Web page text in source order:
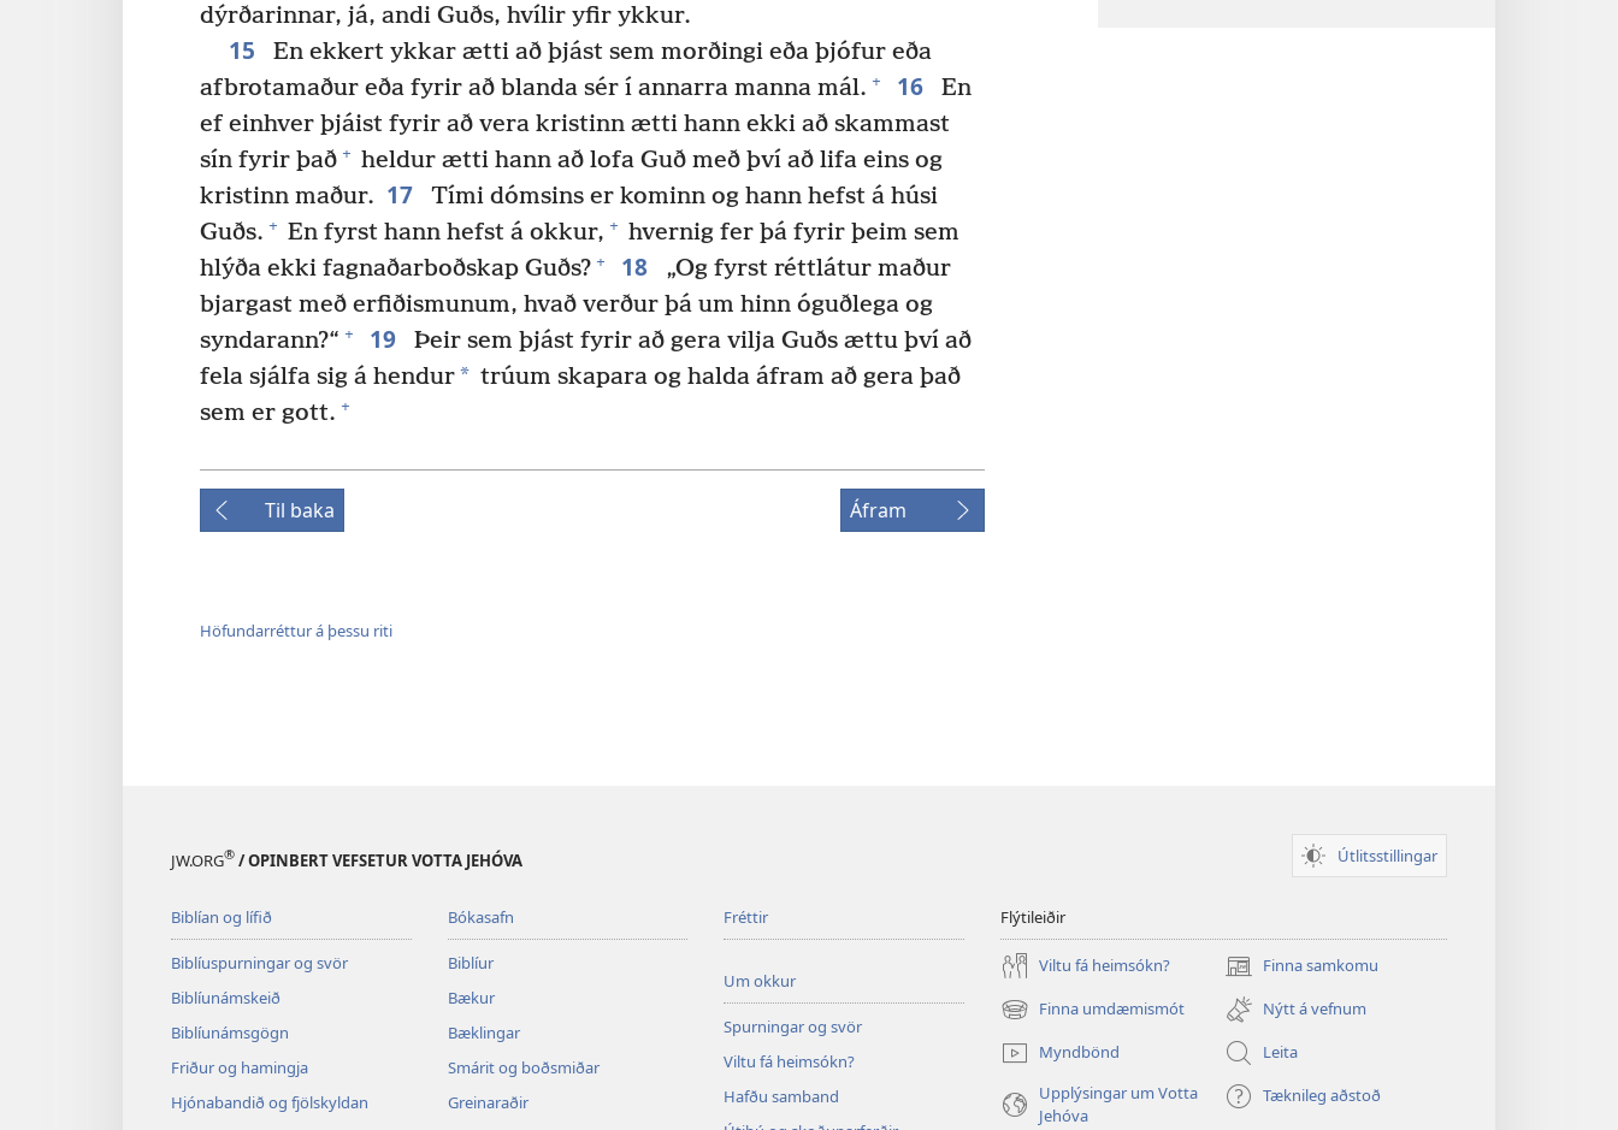
dýrðarinnar, já, andi Guðs, hvílir yfir ykkur.
15
En ekkert ykkar ætti að þjást sem morðingi eða þjófur eða
afbrotamaður eða fyrir að blanda sér í annarra manna mál. + 16
En
ef einhver þjáist fyrir að vera kristinn ætti hann ekki að skammast
sín fyrir það + heldur ætti hann að lofa Guð með því að lifa eins og
kristinn maður. 17
Tími dómsins er kominn og hann hefst á húsi
Guðs. + En fyrst hann hefst á okkur, + hvernig fer þá fyrir þeim sem
hlýða ekki fagnaðarboðskap Guðs? + 18
„Og fyrst réttlátur maður
bjargast með erfiðismunum, hvað verður þá um hinn óguðlega og
syndarann?“ + 19
Þeir sem þjást fyrir að gera vilja Guðs ættu því að
fela sjálfa sig á hendur* trúum skapara og halda áfram að gera það
sem er gott. +
Til baka Áfram
Höfundarréttur á þessu riti
JW.ORG® / OPINBERT VEFSETUR VOTTA JEHÓVA Útlitsstillingar
Biblían og lífið
Biblíuspurningar og svör
Biblíunámskeið
Biblíunámsgögn
Friður og hamingja
Hjónabandið og fjölskyldan
Bókasafn
Biblíur
Bækur
Bæklingar
Smárit og boðsmiðar
Greinaraðir
Fréttir
Um okkur
Spurningar og svör
Viltu fá heimsókn?
Hafðu samband
Flýtileiðir
Viltu fá heimsókn? Finna samkomu
(opnast
nýjum
glugga)
Finna umdæmismót
(opnast
í
nýjum
glugga)
Nýtt á vefnum
Myndbönd
Leita
Upplýsingar um Votta
Jehóva
Tæknileg aðstoð